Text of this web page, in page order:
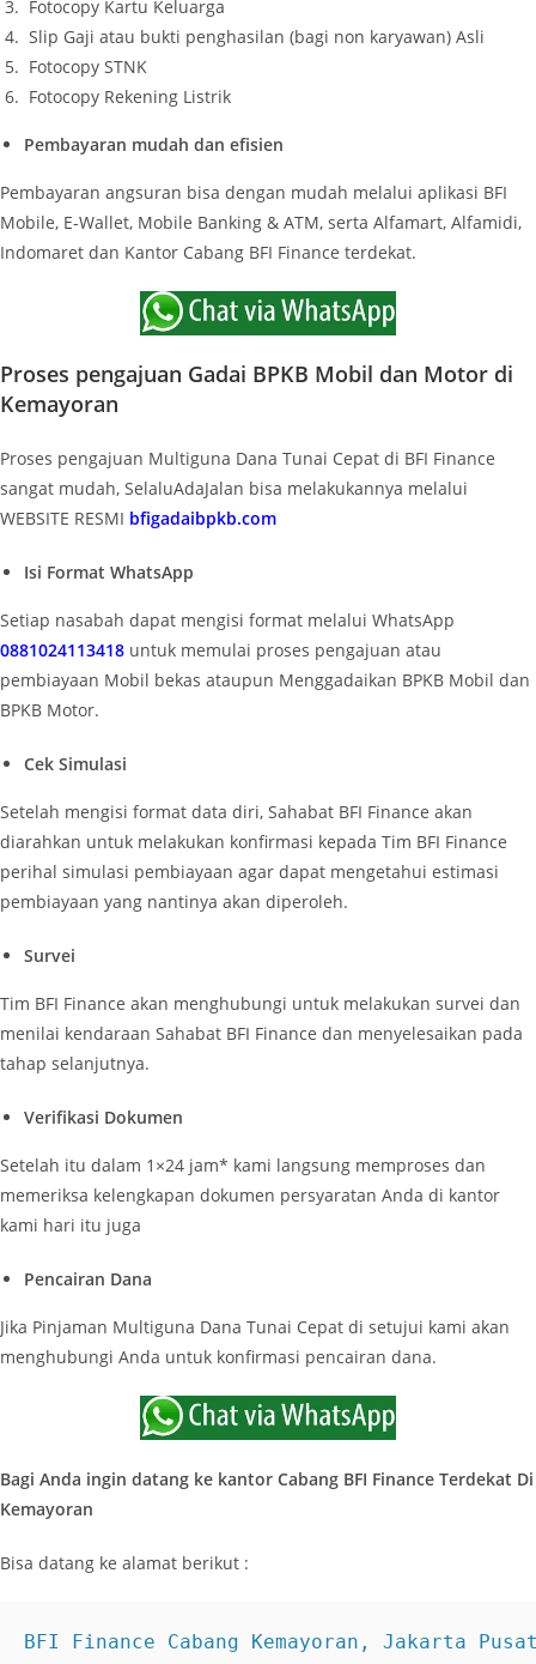
Fotocopy Kartu Keluarga
Slip Gaji atau bukti penghasilan (bagi non karyawan) Asli
Fotocopy STNK
Fotocopy Rekening Listrik
Pembayaran mudah dan efisien
Pembayaran angsuran bisa dengan mudah melalui aplikasi BFI
Mobile, E-Wallet, Mobile Banking & ATM, serta Alfamart, Alfamidi,
Indomaret dan Kantor Cabang BFI Finance terdekat.
Proses pengajuan Gadai BPKB Mobil dan Motor di
Kemayoran
Proses pengajuan Multiguna Dana Tunai Cepat di BFI Finance
sangat mudah, SelaluAdaJalan bisa melakukannya melalui
WEBSITE RESMI bfigadaibpkb.com
Isi Format WhatsApp
Setiap nasabah dapat mengisi format melalui WhatsApp
0881024113418 untuk memulai proses pengajuan atau
pembiayaan Mobil bekas ataupun Menggadaikan BPKB Mobil dan
BPKB Motor.
Cek Simulasi
Setelah mengisi format data diri, Sahabat BFI Finance akan
diarahkan untuk melakukan konfirmasi kepada Tim BFI Finance
perihal simulasi pembiayaan agar dapat mengetahui estimasi
pembiayaan yang nantinya akan diperoleh.
Survei
Tim BFI Finance akan menghubungi untuk melakukan survei dan
menilai kendaraan Sahabat BFI Finance dan menyelesaikan pada
tahap selanjutnya.
Verifikasi Dokumen
Setelah itu dalam 1×24 jam* kami langsung memproses dan
memeriksa kelengkapan dokumen persyaratan Anda di kantor
kami hari itu juga
Pencairan Dana
Jika Pinjaman Multiguna Dana Tunai Cepat di setujui kami akan
menghubungi Anda untuk konfirmasi pencairan dana.
Bagi Anda ingin datang ke kantor Cabang BFI Finance Terdekat Di
Kemayoran
Bisa datang ke alamat berikut :
BFI Finance Cabang Kemayoran, Jakarta